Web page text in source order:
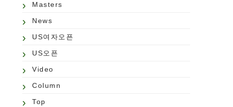
Masters
News
US여자오픈
US오픈
Video
Column
Top